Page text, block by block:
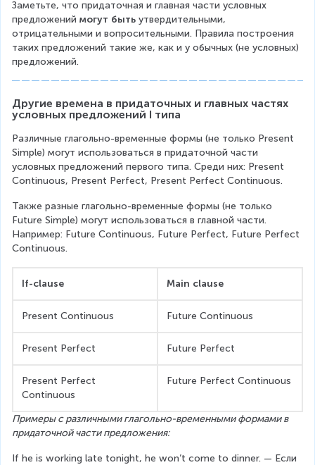
Заметьте, что придаточная и главная части условных
предложений могут быть утвердительными,
отрицательными и вопросительными. Правила построения
таких предложений такие же, как и у обычных (не условных)
предложений.
Другие времена в придаточных и главных частях
условных предложений I типа
Различные глагольно-временные формы (не только Present
Simple) могут использоваться в придаточной части
условных предложений первого типа. Среди них: Present
Continuous, Present Perfect, Present Perfect Continuous.
Также разные глагольно-временные формы (не только
Future Simple) могут использоваться в главной части.
Например: Future Continuous, Future Perfect, Future Perfect
Continuous.
If-clause Main clause
Present Continuous Future Continuous
Present Perfect Future Perfect
Present Perfect
Continuous
Future Perfect Continuous
Примеры с различными глагольно-временными формами в
придаточной части предложения:
If he is working late tonight, he won’t come to dinner. — Если